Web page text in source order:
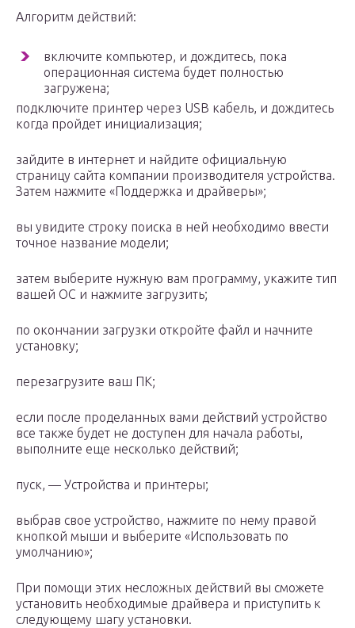
Алгоритм действий:
включите компьютер, и дождитесь, пока
операционная система будет полностью
загружена;
подключите принтер через USB кабель, и дождитесь
когда пройдет инициализация;
зайдите в интернет и найдите официальную
страницу сайта компании производителя устройства.
Затем нажмите «Поддержка и драйверы»;
вы увидите строку поиска в ней необходимо ввести
точное название модели;
затем выберите нужную вам программу, укажите тип
вашей ОС и нажмите загрузить;
по окончании загрузки откройте файл и начните
установку;
перезагрузите ваш ПК;
если после проделанных вами действий устройство
все также будет не доступен для начала работы,
выполните еще несколько действий;
пуск, — Устройства и принтеры;
выбрав свое устройство, нажмите по нему правой
кнопкой мыши и выберите «Использовать по
умолчанию»;
При помощи этих несложных действий вы сможете
установить необходимые драйвера и приступить к
следующему шагу установки.